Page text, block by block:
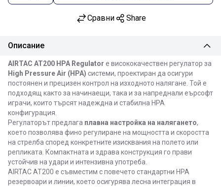
Сравни Share
Описание
AIRTAC AT200 HPA Regulator е висококачествен регулатор за
High Pressure Air (HPA) системи, проектиран да осигури
постоянен и прецизен контрол на изходното налягане. Той е
подходящ както за начинаещи, така и за напреднали еърсофт
играчи, които търсят надеждна и стабилна HPA
конфигурация.
Регулаторът предлага плавна настройка на налягането,
което позволява фино регулиране на мощността и скоростта
на стрелба според конкретните изисквания на полето или
репликата. Компактната и здрава конструкция го прави
устойчив на удари и интензивна употреба.
AIRTAC AT200 е съвместим с повечето стандартни HPA
резервоари и линии, което осигурява лесна интеграция в